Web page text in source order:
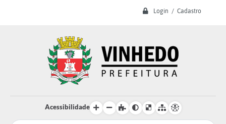
Login / Cadastro
Acessibilidade